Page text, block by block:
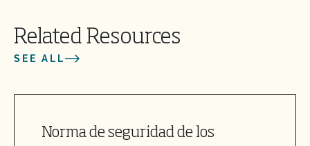
Related Resources
SEE ALL
Norma de seguridad de los